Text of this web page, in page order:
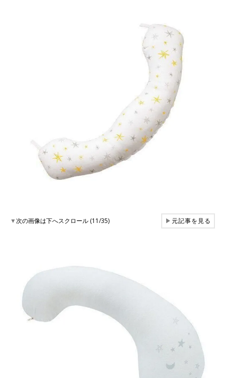
▼次の画像は下へスクロール (11/35) ▶元記事を見る